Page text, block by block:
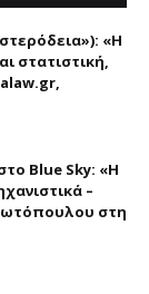
«Η
στατιστική,
Blue Sky: «Η
–
στη